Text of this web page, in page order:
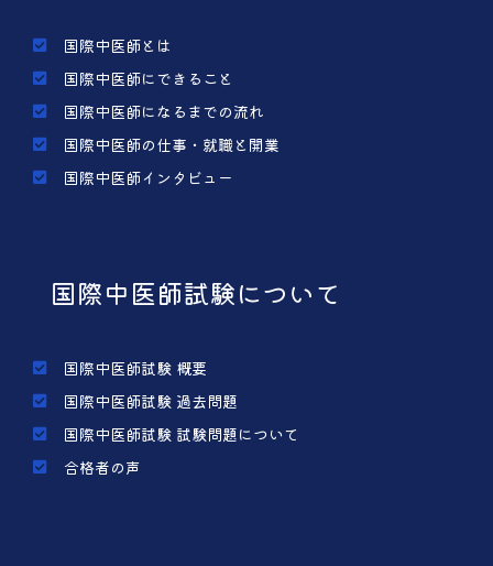
国際中医師とは
国際中医師にできること
国際中医師になるまでの流れ
国際中医師の仕事・就職と開業
国際中医師インタビュー
国際中医師試験について
国際中医師試験 概要
国際中医師試験 過去問題
国際中医師試験 試験問題について
合格者の声